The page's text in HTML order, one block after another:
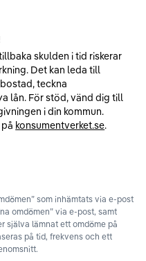
skulden i tid riskerar
Det kan leda till
teckna
lån. För stöd, vänd dig till
i din kommun.
konsumentverket.se.
som inhämtats via e-post
omdömen” via e-post, samt
själva lämnat ett omdöme på
på tid, frekvens och ett